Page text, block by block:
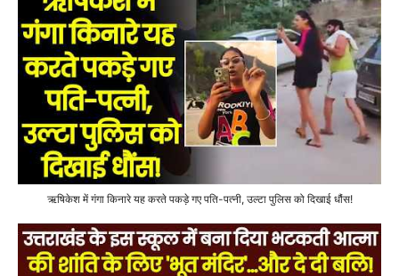
ऋषिकेश में गंगा किनारे यह करते पकड़े गए पति-पत्नी, उल्टा पुलिस को दिखाई धौंस!